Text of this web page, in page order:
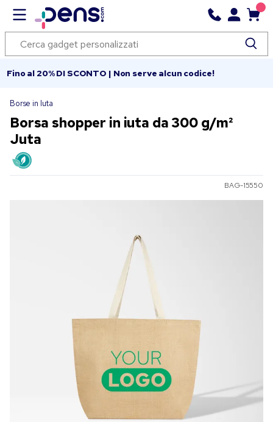
Fino al 20% DI SCONTO | Non serve alcun codice!
Borse in Iuta
Borsa shopper in iuta da 300 g/m²
Juta
BAG-15550